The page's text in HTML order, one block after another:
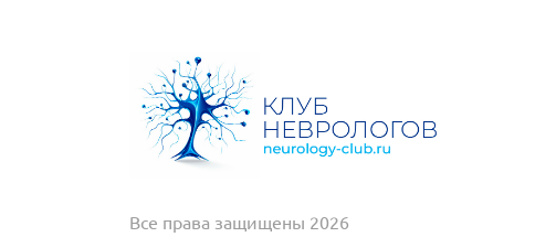
Все права защищены 2026